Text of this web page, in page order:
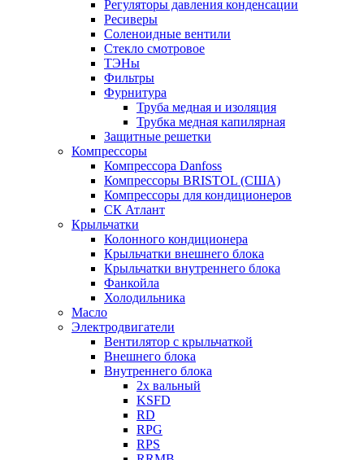
Регуляторы давления конденсации
Ресиверы
Соленоидные вентили
Стекло смотровое
ТЭНы
Фильтры
Фурнитура
Труба медная и изоляция
Трубка медная капилярная
Защитные решетки
Компрессоры
Компрессора Danfoss
Компрессоры BRISTOL (США)
Компрессоры для кондиционеров
СК Атлант
Крыльчатки
Колонного кондиционера
Крыльчатки внешнего блока
Крыльчатки внутреннего блока
Фанкойла
Холодильника
Масло
Электродвигатели
Вентилятор с крыльчаткой
Внешнего блока
Внутреннего блока
2х вальный
KSFD
RD
RPG
RPS